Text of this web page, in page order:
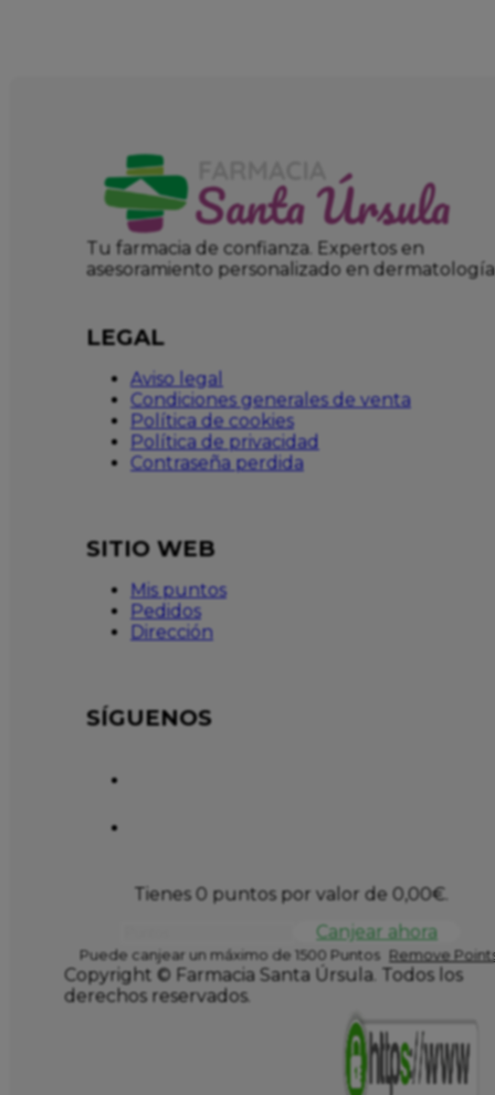
Tu farmacia de confianza. Expertos en
asesoramiento personalizado en dermatología
LEGAL
Aviso legal
Condiciones generales de venta
Política de cookies
Política de privacidad
Contraseña perdida
SITIO WEB
Mis puntos
Pedidos
Dirección
SÍGUENOS
Tienes 0 puntos por valor de 0,00€.
Canjear ahora
Puede canjear un máximo de 1500 Puntos Remove
Copyright © Farmacia Santa Úrsula. Todos los
derechos reservados.